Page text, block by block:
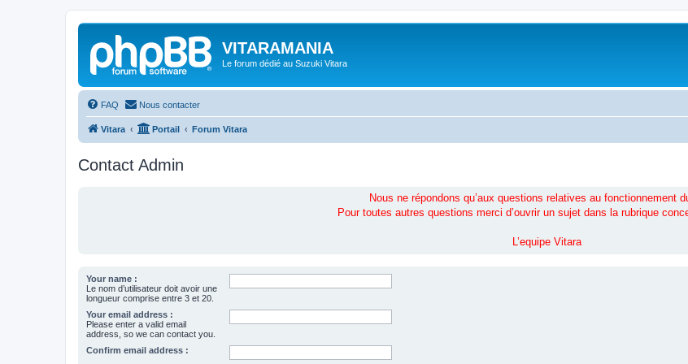
VITARAMANIA
Le forum dédié au Suzuki Vitara
FAQ Nous contacter
Vitara Portail Forum Vitara
Contact Admin
Nous ne répondons qu’aux questions relatives au fonctionnement
Pour toutes autres questions merci d’ouvrir un sujet dans la rubrique
L’equipe Vitara
Your name :
Le nom d’utilisateur doit avoir une
longueur comprise entre 3 et 20.
Your email address :
Please enter a valid email
address, so we can contact you.
Confirm email address :